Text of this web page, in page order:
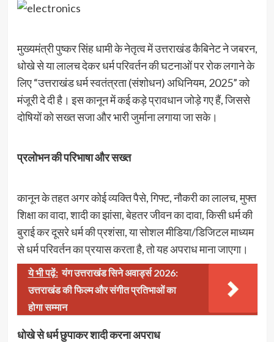
मुख्यमंत्री पुष्कर सिंह धामी के नेतृत्व में उत्तराखंड कैबिनेट ने जबरन,
धोखे से या लालच देकर धर्म परिवर्तन की घटनाओं पर रोक लगाने के
लिए “उत्तराखंड धर्म स्वतंत्रता (संशोधन) अधिनियम, 2025” को
मंजूरी दे दी है। इस कानून में कई कड़े प्रावधान जोड़े गए हैं, जिससे
दोषियों को सख्त सजा और भारी जुर्माना लगाया जा सके।
प्रलोभन की परिभाषा और सख्त
कानून के तहत अगर कोई व्यक्ति पैसे, गिफ्ट, नौकरी का लालच, मुफ्त
शिक्षा का वादा, शादी का झांसा, बेहतर जीवन का दावा, किसी धर्म की
बुराई कर दूसरे धर्म की प्रशंसा, या सोशल मीडिया/डिजिटल माध्यम
से धर्म परिवर्तन का प्रयास करता है, तो यह अपराध माना जाएगा।
ये भी पढ़ें: यंग उत्तराखंड सिने अवार्ड्स 2026:
उत्तराखंड की फिल्म और संगीत प्रतिभाओं का
होगा सम्मान
धोखे से धर्म छुपाकर शादी करना अपराध